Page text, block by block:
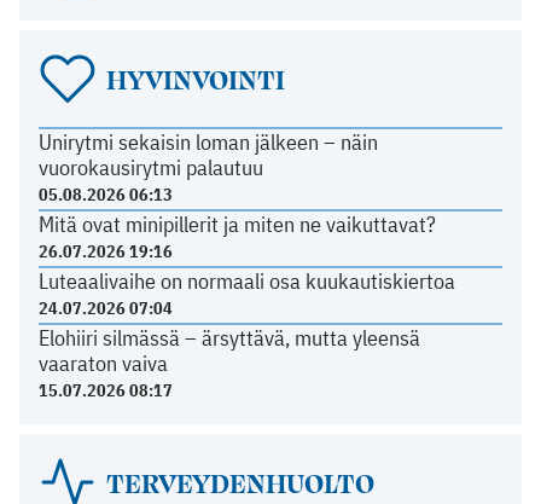
HYVINVOINTI
Unirytmi sekaisin loman jälkeen – näin
vuorokausirytmi palautuu
05.08.2026 06:13
Mitä ovat minipillerit ja miten ne vaikuttavat?
26.07.2026 19:16
Luteaalivaihe on normaali osa kuukautiskiertoa
24.07.2026 07:04
Elohiiri silmässä – ärsyttävä, mutta yleensä
vaaraton vaiva
15.07.2026 08:17
TERVEYDENHUOLTO